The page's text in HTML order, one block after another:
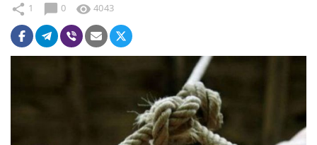
share 1 chat_bubble 0 visibility 4043